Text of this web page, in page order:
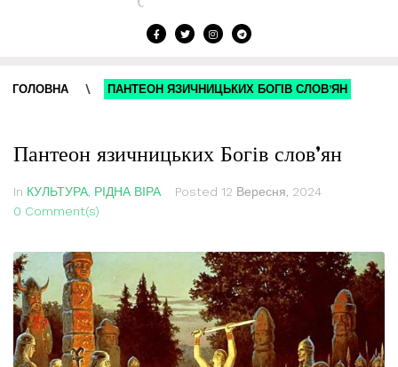
ГОЛОВНА \ ПАНТЕОН ЯЗИЧНИЦЬКИХ БОГІВ СЛОВ’ЯН
Пантеон язичницьких Богів слов’ян
In КУЛЬТУРА РІДНА ВІРА Posted 12 Вересня, 2024
0 Comment(s)